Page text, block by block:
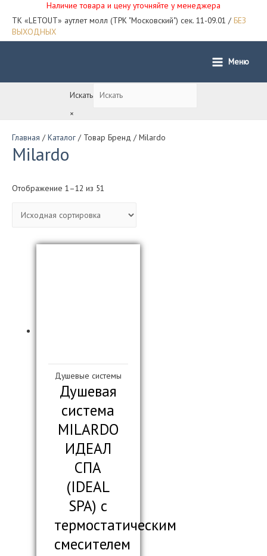
Наличие товара и цену уточняйте у менеджера
ТК «LETOUT» аутлет молл (ТРК "Московский") сек. 11-09.01 / БЕЗ
ВЫХОДНЫХ
Main
Меню
Искать
×
Главная / Каталог / Товар Бренд / Milardo
Milardo
Отображение 1–12 из 51
Душевые системы
Душевая
система
MILARDO
ИДЕАЛ
СПА
(IDEAL
SPA) с
термостатическим
смесителем